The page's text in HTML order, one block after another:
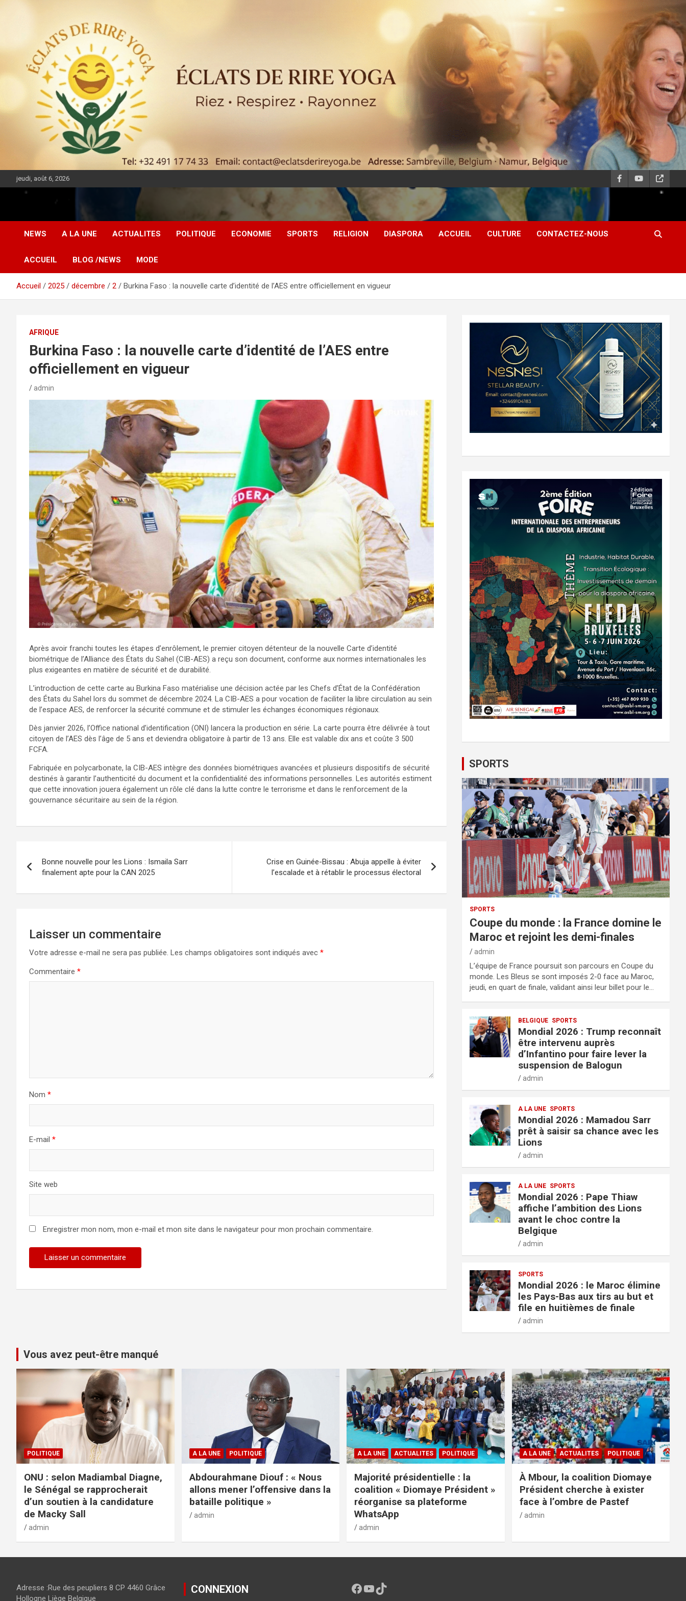
jeudi, août 6, 2026
DIASPORA PULSE
NEWS A LA UNE ACTUALITES POLITIQUE ECONOMIE SPORTS RELIGION DIASPORA ACCUEIL CULTURE CONTACTEZ-NOUS
ACCUEIL BLOG /NEWS MODE
Accueil 2025 décembre 2 Burkina Faso : la nouvelle carte d’identité de l’AES entre officiellement en vigueur
AFRIQUE
Burkina Faso : la nouvelle carte d’identité de l’AES entre
officiellement en vigueur
admin
Après avoir franchi toutes les étapes d’enrôlement, le premier citoyen détenteur de la nouvelle Carte d’identité
biométrique de l’Alliance des États du Sahel (CIB-AES) a reçu son document, conforme aux normes internationales les
plus exigeantes en matière de sécurité et de durabilité.
L’introduction de cette carte au Burkina Faso matérialise une décision actée par les Chefs d’État de la Confédération
des États du Sahel lors du sommet de décembre 2024. La CIB-AES a pour vocation de faciliter la libre circulation au sein
de l’espace AES, de renforcer la sécurité commune et de stimuler les échanges économiques régionaux.
Dès janvier 2026, l’Office national d’identification (ONI) lancera la production en série. La carte pourra être délivrée à tout
citoyen de l’AES dès l’âge de 5 ans et deviendra obligatoire à partir de 13 ans. Elle est valable dix ans et coûte 3 500
FCFA.
Fabriquée en polycarbonate, la CIB-AES intègre des données biométriques avancées et plusieurs dispositifs de sécurité
destinés à garantir l’authenticité du document et la confidentialité des informations personnelles. Les autorités estiment
que cette innovation jouera également un rôle clé dans la lutte contre le terrorisme et dans le renforcement de la
gouvernance sécuritaire au sein de la région.
Bonne nouvelle pour les Lions : Ismaila Sarr
finalement apte pour la CAN 2025
Crise en Guinée-Bissau : Abuja appelle à éviter
l’escalade et à rétablir le processus électoral
Laisser un commentaire
Votre adresse e-mail ne sera pas publiée. Les champs obligatoires sont indiqués avec *
Commentaire *
Nom *
E-mail *
Site web
Enregistrer mon nom, mon e-mail et mon site dans le navigateur pour mon prochain commentaire.
SPORTS
SPORTS
Coupe du monde : la France domine le
Maroc et rejoint les demi-finales
admin
L’équipe de France poursuit son parcours en Coupe du
monde. Les Bleus se sont imposés 2-0 face au Maroc,
jeudi, en quart de finale, validant ainsi leur billet pour le…
BELGIQUE SPORTS
Mondial 2026 : Trump reconnaît
être intervenu auprès
d’Infantino pour faire lever la
suspension de Balogun
admin
A LA UNE SPORTS
Mondial 2026 : Mamadou Sarr
prêt à saisir sa chance avec les
Lions
admin
A LA UNE SPORTS
Mondial 2026 : Pape Thiaw
affiche l’ambition des Lions
avant le choc contre la
Belgique
admin
SPORTS
Mondial 2026 : le Maroc élimine
les Pays-Bas aux tirs au but et
file en huitièmes de finale
admin
Vous avez peut-être manqué
POLITIQUE
ONU : selon Madiambal Diagne,
le Sénégal se rapprocherait
d’un soutien à la candidature
de Macky Sall
admin
A LA UNE POLITIQUE
Abdourahmane Diouf : « Nous
allons mener l’offensive dans la
bataille politique »
admin
A LA UNE ACTUALITES POLITIQUE
Majorité présidentielle : la
coalition « Diomaye Président »
réorganise sa plateforme
WhatsApp
admin
A LA UNE ACTUALITES POLITIQUE
À Mbour, la coalition Diomaye
Président cherche à exister
face à l’ombre de Pastef
admin
Adresse :Rue des peupliers 8 CP 4460 Grâce
Hollogne Liège Belgique
CONNEXION